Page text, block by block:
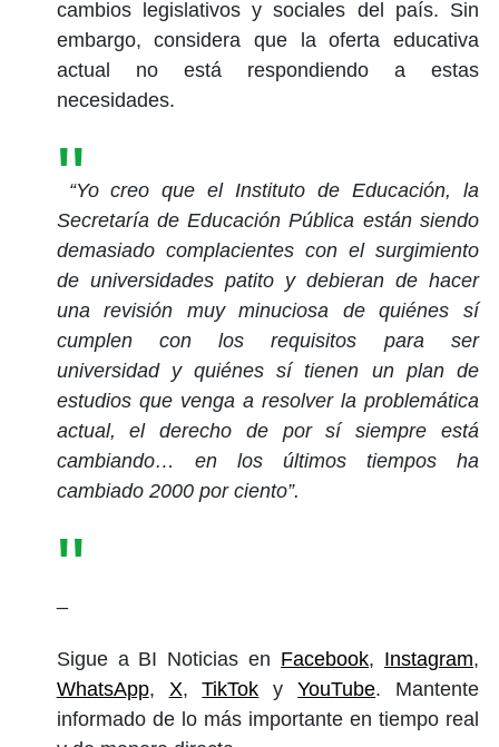
cambios legislativos y sociales del país. Sin
embargo, considera que la oferta educativa
actual no está respondiendo a estas
necesidades.
“Yo creo que el Instituto de Educación, la
Secretaría de Educación Pública están siendo
demasiado complacientes con el surgimiento
de universidades patito y debieran de hacer
una revisión muy minuciosa de quiénes sí
cumplen con los requisitos para ser
universidad y quiénes sí tienen un plan de
estudios que venga a resolver la problemática
actual, el derecho de por sí siempre está
cambiando… en los últimos tiempos ha
cambiado 2000 por ciento”.
Sigue a BI Noticias en Facebook, Instagram,
WhatsApp, X,TikTok yYouTube. Mantente
informado de lo más importante en tiempo real